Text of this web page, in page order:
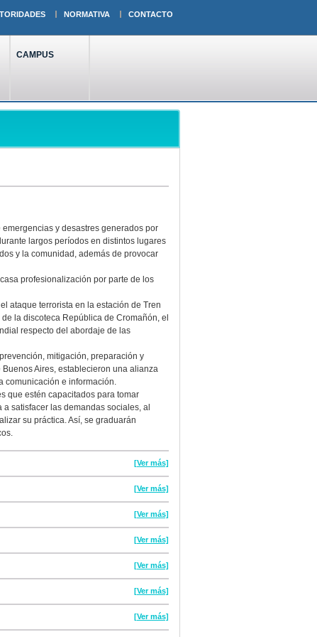
NORMATIVA CONTACTO
CAMPUS
y desastres generados por
largos períodos en distintos lugares
y la comunidad, además de provocar
profesionalización por parte de los
ataque terrorista en la estación de Tren
la discoteca República de Cromañón, el
respecto del abordaje de las
mitigación, preparación y
Aires, establecieron una alianza
comunicación e información.
que estén capacitados para tomar
satisfacer las demandas sociales, al
su práctica. Así, se graduarán
[Ver más]
[Ver más]
[Ver más]
[Ver más]
[Ver más]
[Ver más]
[Ver más]